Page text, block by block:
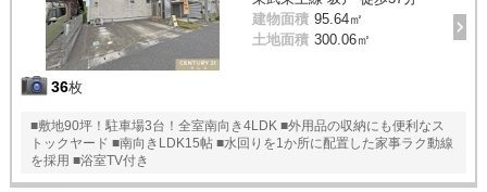
36枚
建物面積 95.64㎡
土地面積 300.06㎡
■敷地90坪！駐車場3台！全室南向き4LDK ■外用品の収納にも便利なス
トックヤード ■南向きLDK15帖 ■水回りを1か所に配置した家事ラク動線
を採用 ■浴室TV付き